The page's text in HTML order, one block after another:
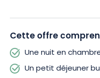
grande délicatesse,
moderne vous faisant
cocooning.
Cette offre
Une nuit en
Un petit déjeuner